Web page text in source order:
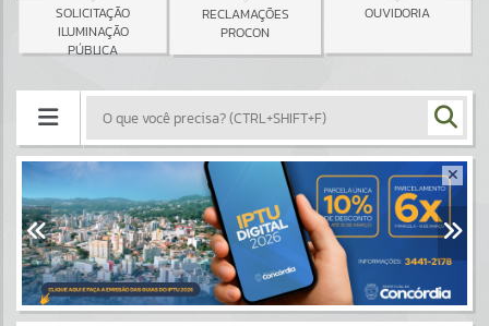
SOLICITAÇÃO
ILUMINAÇÃO
PÚBLICA
RECLAMAÇÕES
PROCON
OUVIDORIA
Portais
Por favor, aguarde...